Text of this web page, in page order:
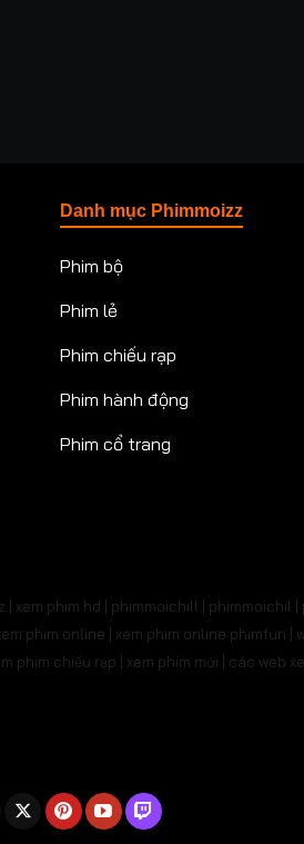
Danh mục Phimmoizz
Phim bộ
Phim lẻ
Phim chiếu rạp
Phim hành động
Phim cổ trang
| xem phim hd | phimmoichill | phimmoichil |
phim online | xem phim online phimfun |
phim chiếu rạp | xem phim mới | các web